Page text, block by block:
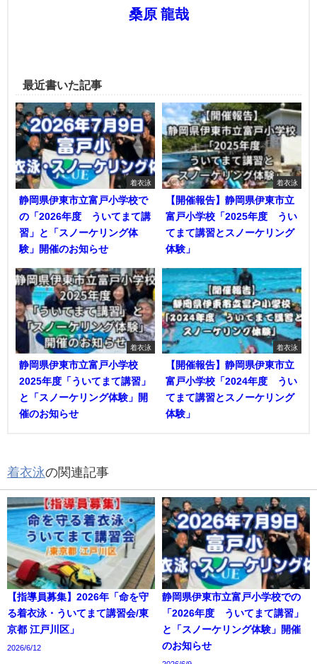
桑原 龍哉
最近書いた記事
着衣泳
静岡県伊東市立富戸小学校で
の「2026年度 ういてまて講
習」と「スノーケリング体
験」開催のお知らせ
着衣泳
【開催報告】静岡県伊東市立
富戸小学校「2025年度 うい
てまて講習とスノーケリング
体験」
着衣泳
静岡県伊東市立富戸小学校
2025年度「ういてまて講習」
と「スノーケリング体験」開
催のお知らせ
着衣泳
【開催報告】静岡県伊東市立
富戸小学校「2024年度 うい
てまて講習とスノーケリング
体験」
着衣泳の関連記事
【指導員募集】2026年「命を守
る着衣泳・ういてまて講習会/東
京都 江戸川区」
2026/6/12
静岡県伊東市立富戸小学校での
「2026年度 ういてまて講習」
と「スノーケリング体験」開催
のお知らせ